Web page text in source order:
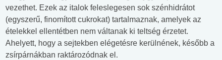
vezethet. Ezek az italok feleslegesen sok szénhidrátot
(egyszerű, finomított cukrokat) tartalmaznak, amelyek az
ételekkel ellentétben nem váltanak ki teltség érzetet.
Ahelyett, hogy a sejtekben elégetésre kerülnének, később a
zsírpárnákban raktározódnak el.